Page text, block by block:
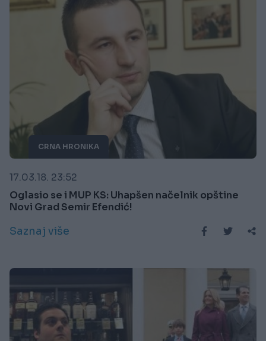
CRNA HRONIKA
17.03.18. 23:52
Oglasio se i MUP KS: Uhapšen načelnik opštine
Novi Grad Semir Efendić!
Saznaj više